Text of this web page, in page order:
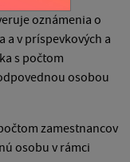
oznámenia o
a v príspevkových a
s počtom
osobou
zamestnancov
osobu v rámci